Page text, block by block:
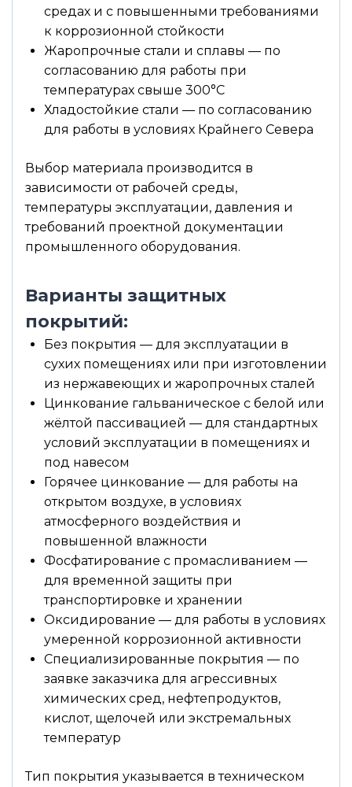
средах и с повышенными требованиями
к коррозионной стойкости
Жаропрочные стали и сплавы — по
согласованию для работы при
температурах свыше 300°С
Хладостойкие стали — по согласованию
для работы в условиях Крайнего Севера
Выбор материала производится в
зависимости от рабочей среды,
температуры эксплуатации, давления и
требований проектной документации
промышленного оборудования.
Варианты защитных
покрытий:
Без покрытия — для эксплуатации в
сухих помещениях или при изготовлении
из нержавеющих и жаропрочных сталей
Цинкование гальваническое с белой или
жёлтой пассивацией — для стандартных
условий эксплуатации в помещениях и
под навесом
Горячее цинкование — для работы на
открытом воздухе, в условиях
атмосферного воздействия и
повышенной влажности
Фосфатирование с промасливанием —
для временной защиты при
транспортировке и хранении
Оксидирование — для работы в условиях
умеренной коррозионной активности
Специализированные покрытия — по
заявке заказчика для агрессивных
химических сред, нефтепродуктов,
кислот, щелочей или экстремальных
температур
Тип покрытия указывается в техническом